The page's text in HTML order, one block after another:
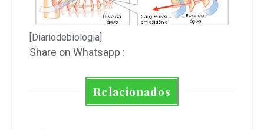
[Diariodebiologia]
Share on Whatsapp :
Relacionados